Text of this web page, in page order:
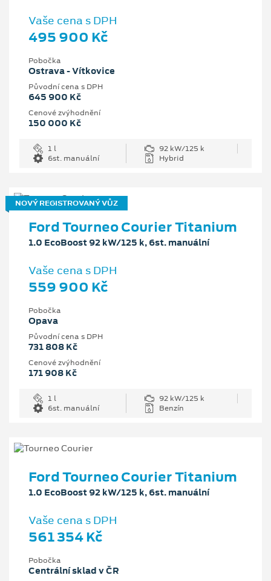
Vaše cena s DPH
495 900 Kč
Pobočka
Ostrava - Vítkovice
Původní cena s DPH
645 900 Kč
Cenové zvýhodnění
150 000 Kč
1 l
92 kW/125 k
6st. manuální
Hybrid
NOVÝ REGISTROVANÝ VŮZ
Ford Tourneo Courier Titanium
1.0 EcoBoost 92 kW/125 k, 6st. manuální
Vaše cena s DPH
559 900 Kč
Pobočka
Opava
Původní cena s DPH
731 808 Kč
Cenové zvýhodnění
171 908 Kč
1 l
92 kW/125 k
6st. manuální
Benzín
Ford Tourneo Courier Titanium
1.0 EcoBoost 92 kW/125 k, 6st. manuální
Vaše cena s DPH
561 354 Kč
Pobočka
Centrální sklad v ČR